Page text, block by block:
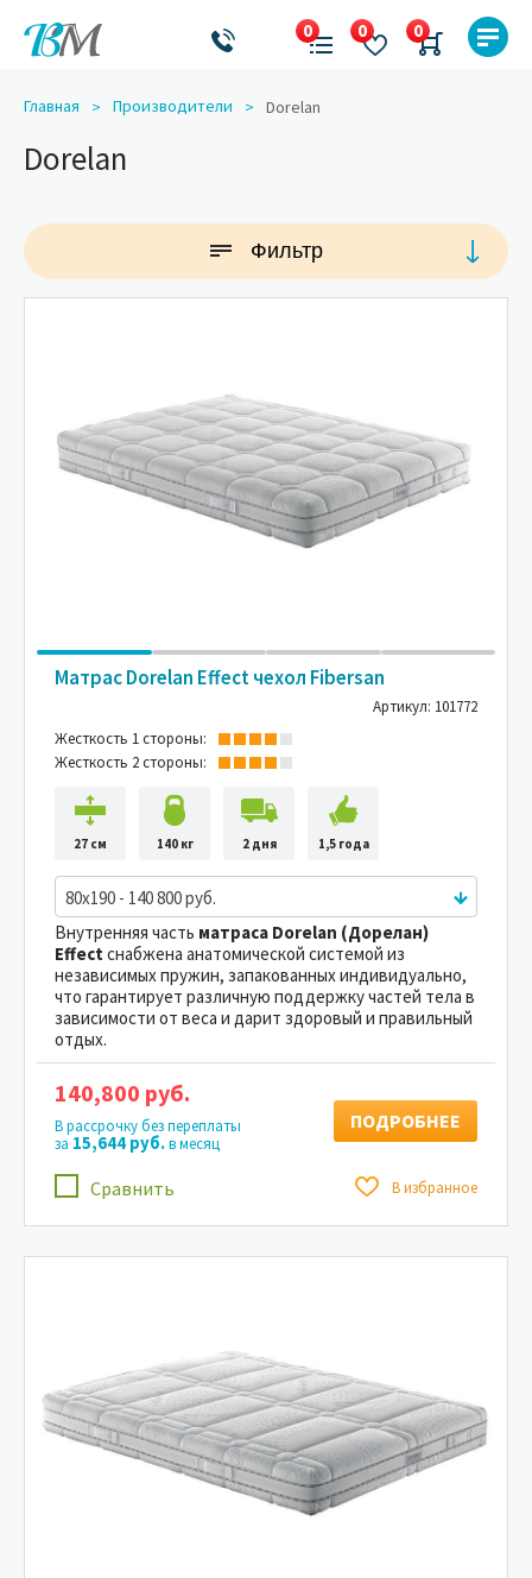
Главная Производители Dorelan
Dorelan
Фильтр
Матрас Dorelan Effect чехол Fibersan
Артикул: 101772
Жесткость 1 стороны:
Жесткость 2 стороны:
27 см 140 кг 2 дня 1,5 года
80x190 - 140 800 руб.
Внутренняя часть матраса Dorelan (Дорелан)
Effect снабжена анатомической системой из
независимых пружин, запакованных индивидуально,
что гарантирует различную поддержку частей тела в
зависимости от веса и дарит здоровый и правильный
отдых.
Сравнить В избранное
140,800 руб.
В рассрочку без переплаты
за 15,644 руб.в месяц
ПОДРОБНЕЕ